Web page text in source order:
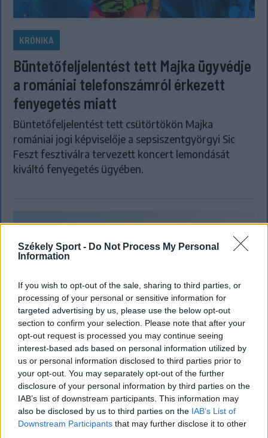
Székely Sport - Do Not Process My Personal
Information
If you wish to opt-out of the sale, sharing to third parties, or
processing of your personal or sensitive information for
targeted advertising by us, please use the below opt-out
section to confirm your selection. Please note that after your
opt-out request is processed you may continue seeing
interest-based ads based on personal information utilized by
us or personal information disclosed to third parties prior to
your opt-out. You may separately opt-out of the further
disclosure of your personal information by third parties on the
IAB’s list of downstream participants. This information may
also be disclosed by us to third parties on the IAB’s List of
Downstream Participants that may further disclose it to other
KRÓNIKA
Büntetőfeljelentést tett Majka ügyvédje
a romániai telefonszámról érkezett
fenyegetés miatt
Büntetőfeljelentést tett csütörtökön Majka
romániai jogi képviselője a sepsiszentgyörgyi Sic
Feszt fesztiválra tervezett koncert lemondását
kiváltó fenyegetés ügyében.
FŐTÉR
Már csak 4-5 napig működhet a jelenlegi
körülmények között a cernavodai